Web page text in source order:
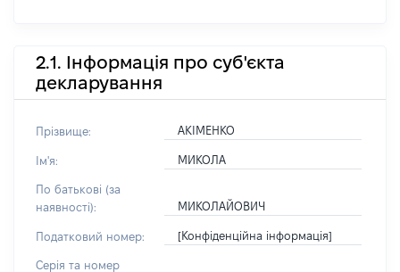
2.1. Інформація про суб'єкта
декларування
Прізвище: АКІМЕНКО
Ім'я: МИКОЛА
По батькові (за
наявності):
МИКОЛАЙОВИЧ
Податковий номер: [Конфіденційна інформація]
Серія та номер